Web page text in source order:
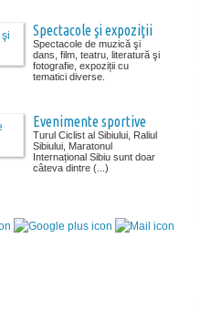
Spectacole şi expoziţii
Spectacole de muzică şi
dans, film, teatru, literatură şi
fotografie, expoziții cu
tematici diverse.
Evenimente sportive
Turul Ciclist al Sibiului, Raliul
Sibiului, Maratonul
Internațional Sibiu sunt doar
câteva dintre (...)